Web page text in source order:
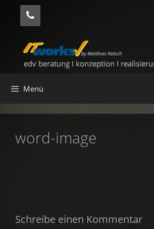
springen
Menü
word-image
Schreibe einen Kommentar